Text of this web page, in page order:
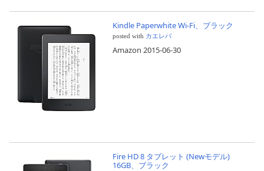
Kindle Paperwhite Wi-Fi、ブラック
posted with カエレバ
Amazon 2015-06-30
Fire HD 8 タブレット (Newモデル)
16GB、ブラック